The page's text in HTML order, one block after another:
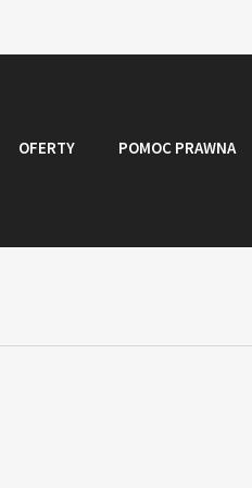
OFERTY POMOC PRAWNA